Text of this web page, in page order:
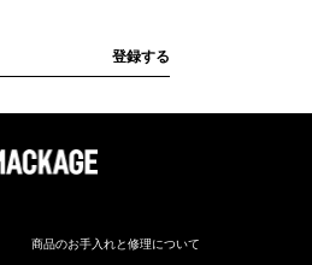
商品のお手入れと修理について